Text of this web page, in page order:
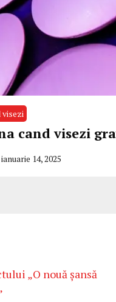
visezi
cand visezi
ianuarie 14, 2025
„O nouă șansă